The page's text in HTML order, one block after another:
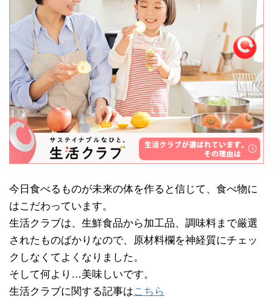
今日食べるものが未来の体を作ると信じて、食べ物に
はこだわっています。
生活クラブは、生鮮食品から加工品、調味料まで厳選
されたものばかりなので、原材料欄を神経質にチェッ
クしなくてよくなりました。
そして何より…美味しいです。
生活クラブに関する記事はこちら